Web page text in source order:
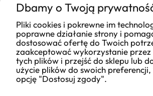
4.8
Ocena
Na podstawie
177opinii z
Jak zbieramy opinie?
Dbamy o Twoją
Pliki cookies i pokrewne im
poprawne działanie strony i
dostosować ofertę do Twoich
zaakceptować wykorzystanie przez
tych plików i przejść do sklepu lub
użycie plików do swoich
opcję "Dostosuj zgody".